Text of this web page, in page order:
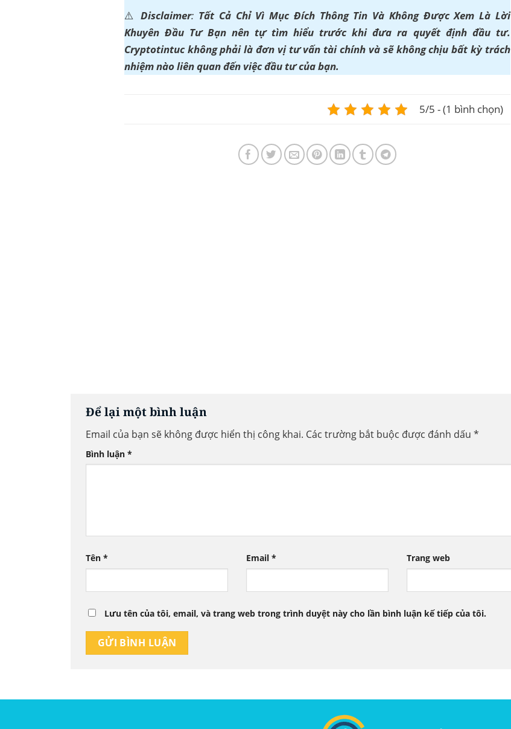
⚠️Disclaimer: Tất Cả Chỉ Vì Mục Đích Thông Tin Và Không Được Xem Là Lời
Khuyên Đầu Tư Bạn nên tự tìm hiểu trước khi đưa ra quyết định đầu tư.
Cryptotintuc không phải là đơn vị tư vấn tài chính và sẽ không chịu bất kỳ trách
nhiệm nào liên quan đến việc đầu tư của bạn.
5/5 - (1 bình chọn)
Để lại một bình luận
Email của bạn sẽ không được hiển thị công khai. Các trường bắt buộc được đánh dấu *
Bình luận *
Tên * Email * Trang web
Lưu tên của tôi, email, và trang web trong trình duyệt này cho lần bình luận kế tiếp của tôi.